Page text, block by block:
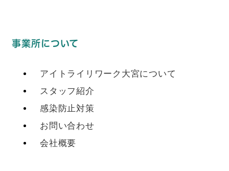
事業所について
アイトライリワーク大宮について
スタッフ紹介
感染防止対策
お問い合わせ
会社概要